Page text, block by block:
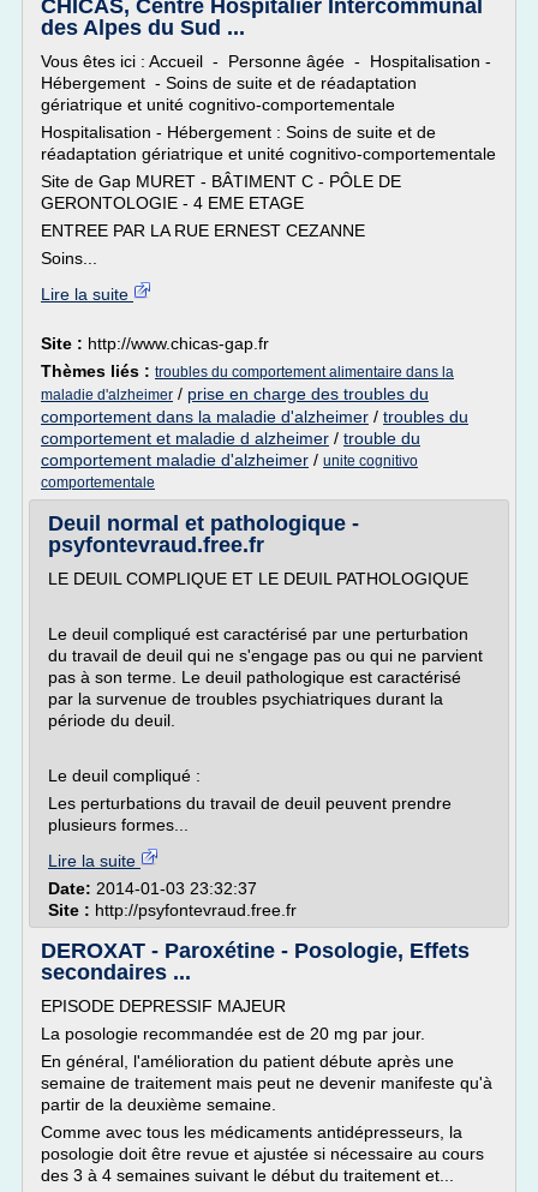
CHICAS, Centre Hospitalier Intercommunal
des Alpes du Sud ...
Vous êtes ici : Accueil - Personne âgée - Hospitalisation -
Hébergement - Soins de suite et de réadaptation
gériatrique et unité cognitivo-comportementale
Hospitalisation - Hébergement : Soins de suite et de
réadaptation gériatrique et unité cognitivo-comportementale
Site de Gap MURET - BÂTIMENT C - PÔLE DE
GERONTOLOGIE - 4 EME ETAGE
ENTREE PAR LA RUE ERNEST CEZANNE
Soins...
Lire la suite
Site : http://www.chicas-gap.fr
Thèmes liés : troubles du comportement alimentaire dans la
maladie d'alzheimer / prise en charge des troubles du
comportement dans la maladie d'alzheimer / troubles du
comportement et maladie d alzheimer / trouble du
comportement maladie d'alzheimer / unite cognitivo
comportementale
Deuil normal et pathologique -
psyfontevraud.free.fr
LE DEUIL COMPLIQUE ET LE DEUIL PATHOLOGIQUE
Le deuil compliqué est caractérisé par une perturbation
du travail de deuil qui ne s'engage pas ou qui ne parvient
pas à son terme. Le deuil pathologique est caractérisé
par la survenue de troubles psychiatriques durant la
période du deuil.
Le deuil compliqué :
Les perturbations du travail de deuil peuvent prendre
plusieurs formes...
Lire la suite
Date: 2014-01-03 23:32:37
Site : http://psyfontevraud.free.fr
DEROXAT - Paroxétine - Posologie, Effets
secondaires ...
EPISODE DEPRESSIF MAJEUR
La posologie recommandée est de 20 mg par jour.
En général, l'amélioration du patient débute après une
semaine de traitement mais peut ne devenir manifeste qu'à
partir de la deuxième semaine.
Comme avec tous les médicaments antidépresseurs, la
posologie doit être revue et ajustée si nécessaire au cours
des 3 à 4 semaines suivant le début du traitement et...